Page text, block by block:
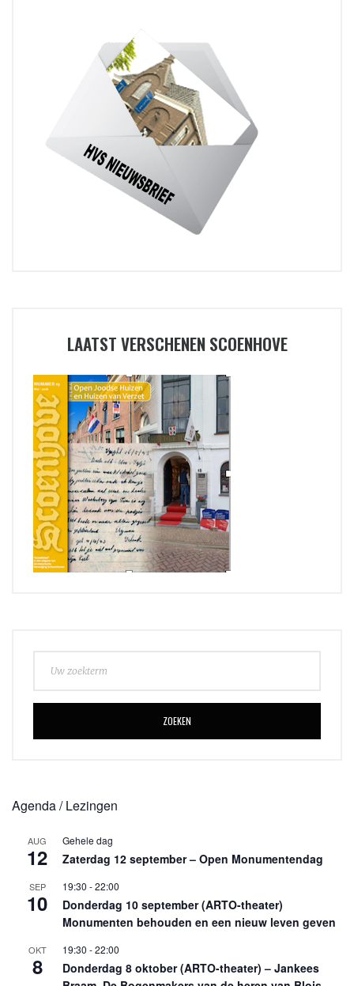
LAATST VERSCHENEN SCOENHOVE
ZOEKEN
Agenda / Lezingen
AUG
12
Gehele dag
Zaterdag 12 september – Open Monumentendag
SEP
10
19:30 -22:00
Donderdag 10 september (ARTO-theater)
Monumenten behouden en een nieuw leven geven
OKT
8
19:30 -22:00
Donderdag 8 oktober (ARTO-theater) – Jankees